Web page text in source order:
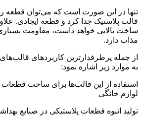
تنها در این صورت است که می‌توان قطعه
قالب پلاستیک جدا کرد و قطعه ایجادی.
ساخت بالایی خواهد داشت، مقاومت بسیاری
مذاب دارد.
از جمله پرطرفدارترین کاربردهای
به موارد زیر اشاره نمود:
استفاده از این قالب‌ها برای ساخت
لوازم خانگی
تولید انبوه قطعات پلاستیکی در صنایع